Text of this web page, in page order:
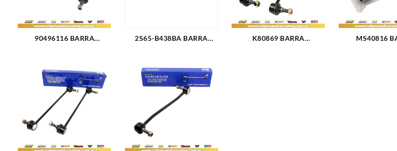
90496116 BARRA
CORSA L4-1.8L (3057)
2S65-B438BA BARRA
MOVE ECOSPORT 4X4 4X2
L4-1.6L-2.0L 04-13 (3058)
K80869 BARRA
MS40816